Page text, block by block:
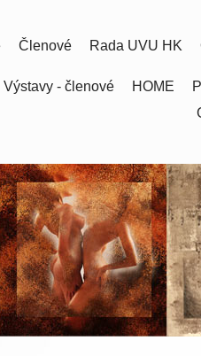
Rada UVU HK
Členové
HOME
Výstavy - členové